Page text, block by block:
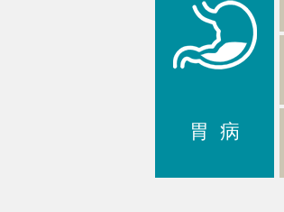
胃 病